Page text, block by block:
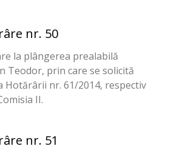
nr. 50
la plângerea prealabilă
Teodor, prin care se solicită
Hotărârii nr. 61/2014, respectiv
II.
nr. 51